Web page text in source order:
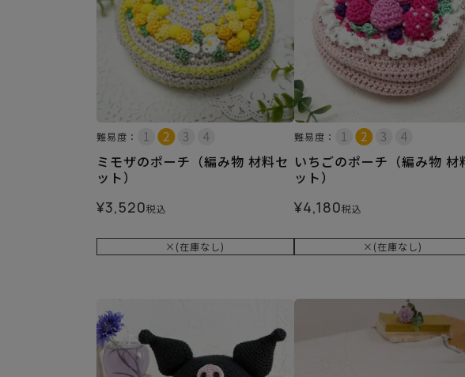
難易度：
ミモザのポーチ（編み物 材料セ
ット）
¥3,520税込
×(在庫なし)
難易度：
いちごのポーチ（編み物 材
ット）
¥4,180税込
×(在庫なし)